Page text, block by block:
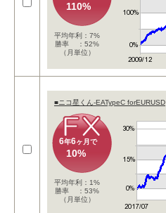
110%
平均年利：7%
勝率 ：52%
（月単位）
■ニコ星くん-EATypeC forEURUSD
6年6ヶ月で
10%
平均年利：1%
勝率 ：53%
（月単位）